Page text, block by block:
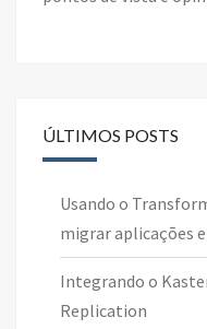
ÚLTIMOS POSTS
Usando o
migrar aplicações
Integrando o
Replication